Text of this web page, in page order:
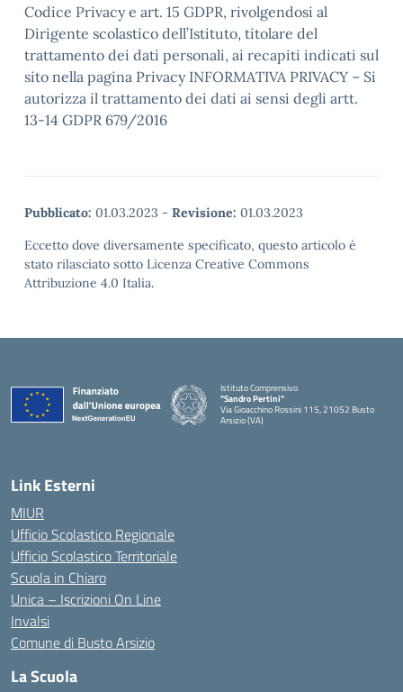
Codice Privacy e art. 15 GDPR, rivolgendosi al
Dirigente scolastico dell’Istituto, titolare del
trattamento dei dati personali, ai recapiti indicati sul
sito nella pagina Privacy INFORMATIVA PRIVACY – Si
autorizza il trattamento dei dati ai sensi degli artt.
13-14 GDPR 679/2016
Pubblicato: 01.03.2023 - Revisione: 01.03.2023
Eccetto dove diversamente specificato, questo articolo è
stato rilasciato sotto Licenza Creative Commons
Attribuzione 4.0 Italia.
Istituto Comprensivo
"Sandro Pertini"
Via Gioacchino Rossini 115, 21052 Busto
Arsizio (VA)
Link Esterni
MIUR
Ufficio Scolastico Regionale
Ufficio Scolastico Territoriale
Scuola in Chiaro
Unica – Iscrizioni On Line
Invalsi
Comune di Busto Arsizio
La Scuola